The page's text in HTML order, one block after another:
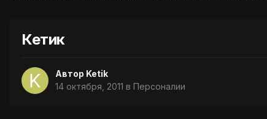
Кетик
Автор Ketik
14 октября, 2011 в Персоналии